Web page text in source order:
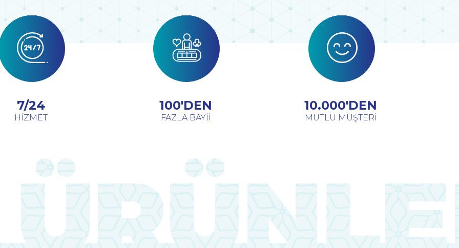
7/24
HİZMET
100'DEN
FAZLA BAYİİ
10.000'DEN
MUTLU MÜŞTERİ